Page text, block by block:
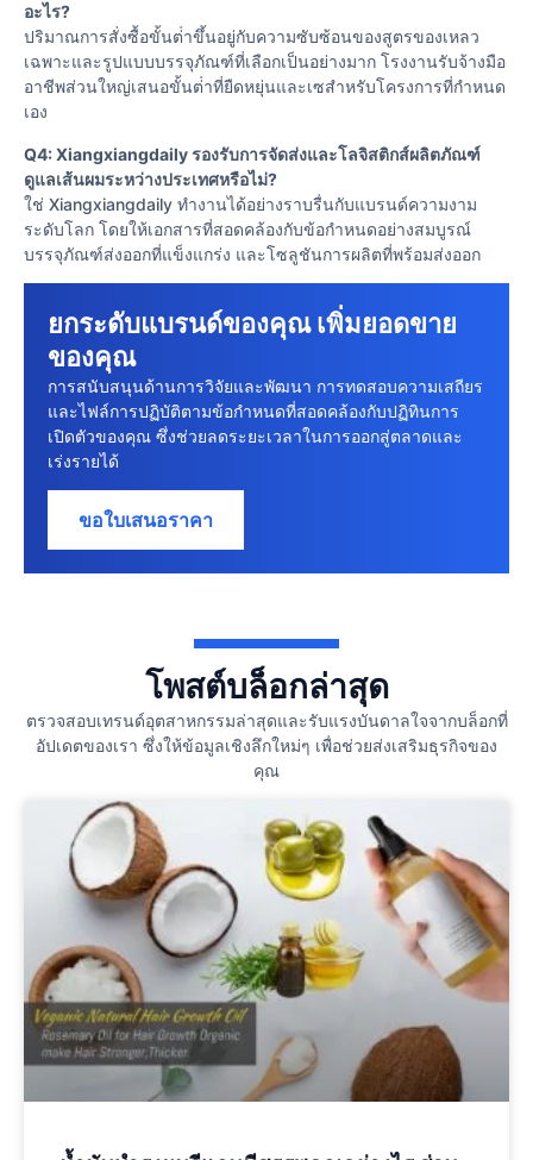
อะไร?
ปริมาณการสั่งซื้อขั้นต่ําขึ้นอยู่กับความซับซ้อนของสูตรของเหลว
เฉพาะและรูปแบบบรรจุภัณฑ์ที่เลือกเป็นอย่างมาก โรงงานรับจ้างมือ
อาชีพส่วนใหญ่เสนอขั้นต่ําที่ยืดหยุ่นและเซสําหรับโครงการที่กําหนด
เอง
Q4: Xiangxiangdaily รองรับการจัดส่งและโลจิสติกส์ผลิตภัณฑ์
ดูแลเส้นผมระหว่างประเทศหรือไม่?
ใช่ Xiangxiangdaily ทํางานได้อย่างราบรื่นกับแบรนด์ความงาม
ระดับโลก โดยให้เอกสารที่สอดคล้องกับข้อกําหนดอย่างสมบูรณ์
บรรจุภัณฑ์ส่งออกที่แข็งแกร่ง และโซลูชันการผลิตที่พร้อมส่งออก
ยกระดับแบรนด์ของคุณ เพิ่มยอดขาย
ของคุณ
การสนับสนุนด้านการวิจัยและพัฒนา การทดสอบความเสถียร
และไฟล์การปฏิบัติตามข้อกําหนดที่สอดคล้องกับปฏิทินการ
เปิดตัวของคุณ ซึ่งช่วยลดระยะเวลาในการออกสู่ตลาดและ
เร่งรายได้
ขอใบเสนอราคา
โพสต์บล็อกล่าสุด
ตรวจสอบเทรนด์อุตสาหกรรมล่าสุดและรับแรงบันดาลใจจากบล็อกที่
อัปเดตของเรา ซึ่งให้ข้อมูลเชิงลึกใหม่ๆ เพื่อช่วยส่งเสริมธุรกิจของ
คุณ